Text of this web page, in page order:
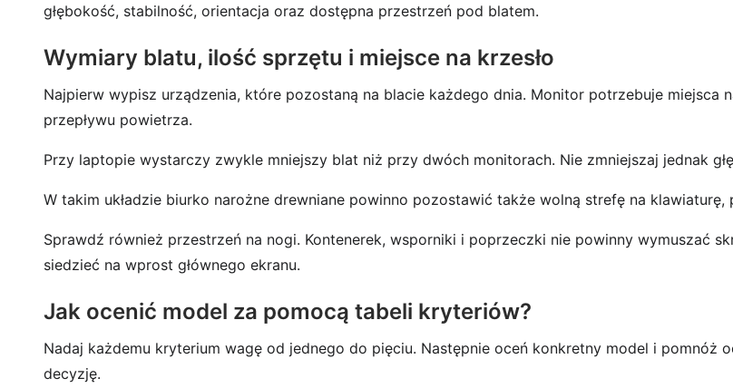
głębokość, stabilność, orientacja oraz dostępna przestrzeń pod blatem.
Wymiary blatu, ilość sprzętu i miejsce na krzesło
Najpierw wypisz urządzenia, które pozostaną na blacie każdego dnia. Monitor potrzebuje miejsca
przepływu powietrza.
Przy laptopie wystarczy zwykle mniejszy blat niż przy dwóch monitorach. Nie zmniejszaj jednak
W takim układzie biurko narożne drewniane powinno pozostawić także wolną strefę na klawiaturę,
Sprawdź również przestrzeń na nogi. Kontenerek, wsporniki i poprzeczki nie powinny wymuszać
siedzieć na wprost głównego ekranu.
Jak ocenić model za pomocą tabeli kryteriów?
Nadaj każdemu kryterium wagę od jednego do pięciu. Następnie oceń konkretny model i pomnóż
decyzję.